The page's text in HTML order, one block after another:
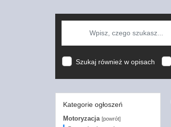
Szukaj również w opisach
Kategorie ogłoszeń
Motoryzacja [powrót]